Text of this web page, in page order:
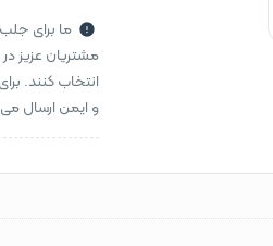
ما برای
مشتریان عزیز
انتخاب کنند.
و ایمن ارسال